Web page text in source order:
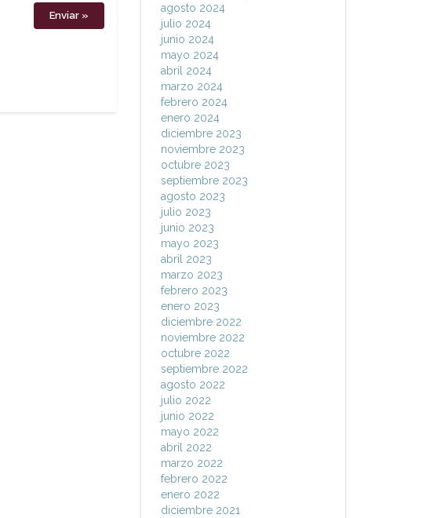
agosto 2024
julio 2024
junio 2024
mayo 2024
abril 2024
marzo 2024
febrero 2024
enero 2024
diciembre 2023
noviembre 2023
octubre 2023
septiembre 2023
agosto 2023
julio 2023
junio 2023
mayo 2023
abril 2023
marzo 2023
febrero 2023
enero 2023
diciembre 2022
noviembre 2022
octubre 2022
septiembre 2022
agosto 2022
julio 2022
junio 2022
mayo 2022
abril 2022
marzo 2022
febrero 2022
enero 2022
diciembre 2021